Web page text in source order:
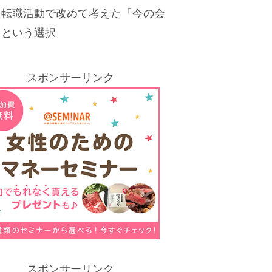
職活動で改めて考えた「今の会
いう選択
スポンサーリンク
スポンサーリンク